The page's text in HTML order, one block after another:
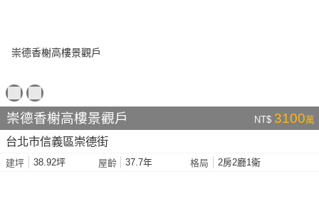
崇德香榭高樓景觀戶 NT$ 3100萬
台北市信義區崇德街
建坪 38.92坪 屋齡 37.7年 格局 2房2廳1衛